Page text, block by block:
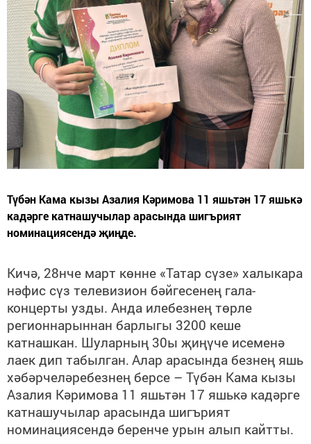
Түбән Кама кызы Азалия Кәримова 11 яшьтән 17 яшькә
кадәрге катнашучылар арасында шигърият
номинациясендә җиңде.
Кичә, 28нче март көнне «Татар сүзе» халыкара
нәфис сүз телевизион бәйгесенең гала-
концерты узды. Анда илебезнең төрле
регионнарыннан барлыгы 3200 кеше
катнашкан. Шуларның 30ы җиңүче исеменә
лаек дип табылган. Алар арасында безнең яшь
хәбәрчеләребезнең берсе – Түбән Кама кызы
Азалия Кәримова 11 яшьтән 17 яшькә кадәрге
катнашучылар арасында шигърият
номинациясендә беренче урын алып кайтты.